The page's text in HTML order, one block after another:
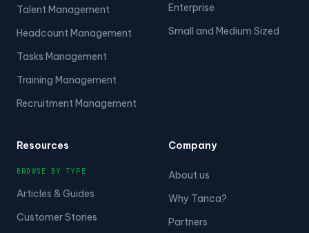
Talent Management
Headcount Management
Tasks Management
Training Management
Recruitment Management
Enterprise
Small and Medium Sized
Resources
BROWSE BY TYPE
Articles & Guides
Customer Stories
Company
About us
Why Tanca?
Partners